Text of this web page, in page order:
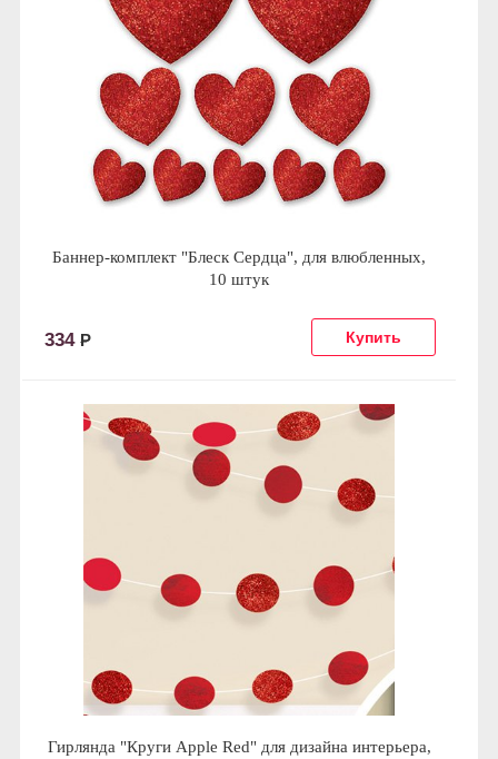
Баннер-комплект "Блеск Сердца", для влюбленных,
10 штук
334 Р
Гирлянда "Круги Apple Red" для дизайна интерьера,